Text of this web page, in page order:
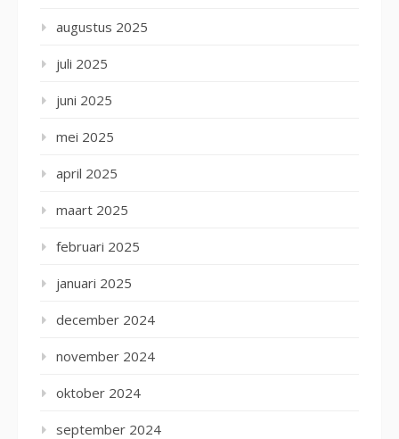
augustus 2025
juli 2025
juni 2025
mei 2025
april 2025
maart 2025
februari 2025
januari 2025
december 2024
november 2024
oktober 2024
september 2024